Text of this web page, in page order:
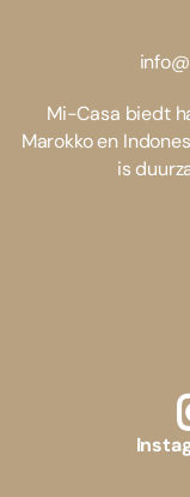
Mi-Casa biedt
Marokko en
is